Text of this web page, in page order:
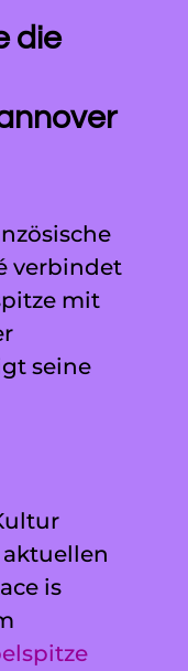
die
verbindet
mit
seine
is